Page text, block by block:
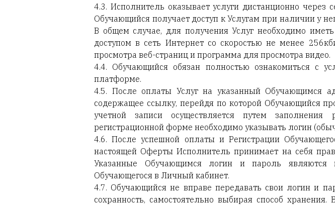
4.3. Исполнитель оказывает услуги дистанционно через
Обучающийся получает доступ к Услугам при наличии у
В общем случае, для получения Услуг необходимо
доступом в сеть Интернет со скоростью не менее
просмотра веб-страниц и программа для просмотра видео.
4.4. Обучающийся обязан полностью ознакомиться с
платформе.
4.5. После оплаты Услуг на указанный Обучающимся
содержащее ссылку, перейдя по которой Обучающийся
учетной записи осуществляется путем
регистрационной форме необходимо указывать логин
4.6. После успешной оплаты и Регистрации
настоящей Оферты Исполнитель принимает на себя
Указанные Обучающимся логин и пароль являются
Обучающегося в Личный кабинет.
4.7. Обучающийся не вправе передавать свои логин и
сохранность, самостоятельно выбирая способ